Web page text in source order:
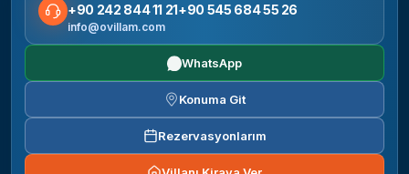
+90 242 844 11 21+90 545 684 55 26
info@ovillam.com
WhatsApp
Konuma Git
Rezervasyonlarım